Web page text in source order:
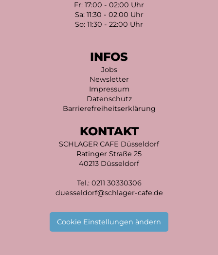
Fr: 17:00 - 02:00 Uhr
Sa: 11:30 - 02:00 Uhr
So: 11:30 - 22:00 Uhr
INFOS
Jobs
Newsletter
Impressum
Datenschutz
Barrierefreiheitserklärung
KONTAKT
SCHLAGER CAFE Düsseldorf
Ratinger Straße 25
40213 Düsseldorf
Tel.: 0211 30330306
duesseldorf@schlager-cafe.de
Cookie Einstellungen ändern